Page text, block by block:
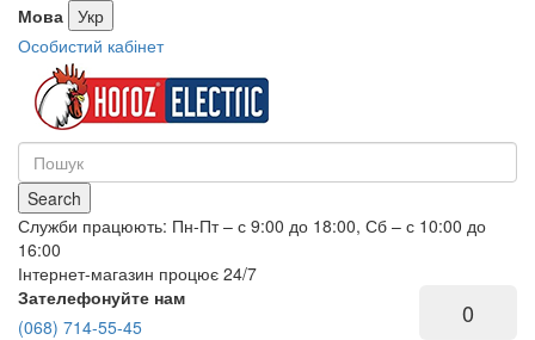
Мова Укр
Особистий кабінет
Search
Служби працюють: Пн-Пт – с 9:00 до 18:00, Сб – с 10:00 до
16:00
Інтернет-магазин процює 24/7
Зателефонуйте нам
(068) 714-55-45
0